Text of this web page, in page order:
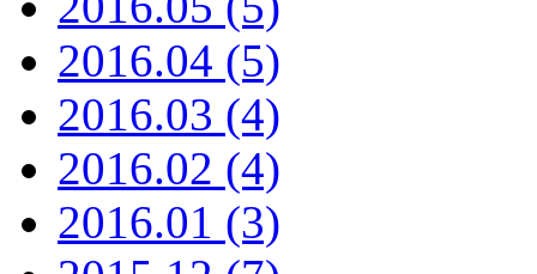
2016.04 (5)
2016.03 (4)
2016.02 (4)
2016.01 (3)